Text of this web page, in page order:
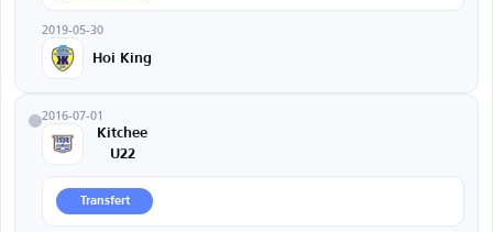
2019-05-30
Hoi King
2016-07-01
Kitchee
U22
Transfert